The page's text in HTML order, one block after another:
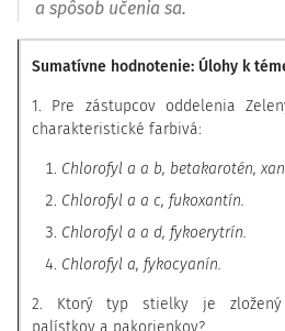
a spôsob učenia sa.
Sumatívne hodnotenie: Úlohy k
1. Pre zástupcov oddelenia
charakteristické farbivá:
Chlorofyl a a b, betakarotén,
Chlorofyl a a c, fukoxantín.
Chlorofyl a a d, fykoerytrín.
Chlorofyl a, fykocyanín.
2. Ktorý typ stielky je zložený
palístkov a pakorienkov?